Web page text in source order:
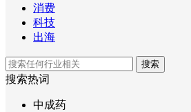
消费
科技
出海
搜索
搜索热词
中成药